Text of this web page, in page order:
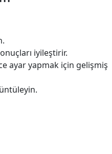
iyileştirir.
ayar yapmak için gelişmiş